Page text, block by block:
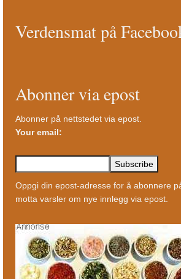
Verdensmat på
Abonner via epost
Abonner på nettstedet via epost.
Your email:
Oppgi din epost-adresse for å abonnere
motta varsler om nye innlegg via epost.